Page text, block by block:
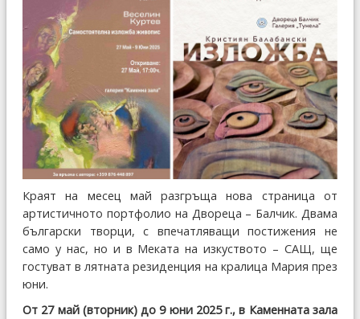
Краят на месец май разгръща нова страница от
артистичното портфолио на Двореца – Балчик. Двама
български творци, с впечатляващи постижения не
само у нас, но и в Меката на изкуството – САЩ, ще
гостуват в лятната резиденция на кралица Мария през
юни.
От 27 май (вторник) до 9 юни 2025 г., в Каменната зала